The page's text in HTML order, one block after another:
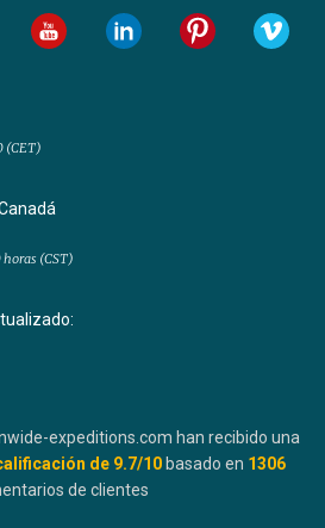
(CET)
horas (CST)
expeditions.com han recibido una
de 9.7/10 basado en 1306
de clientes